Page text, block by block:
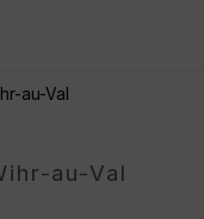
au-Val
au-Val